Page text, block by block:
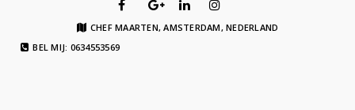
CHEF MAARTEN, AMSTERDAM, NEDERLAND
BEL MIJ: 0634553569